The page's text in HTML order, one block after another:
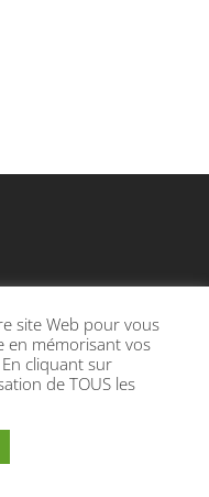
avec l’Etat
CONFIDENTIALITÉ
site Web pour vous
en mémorisant vos
cliquant sur
de TOUS les